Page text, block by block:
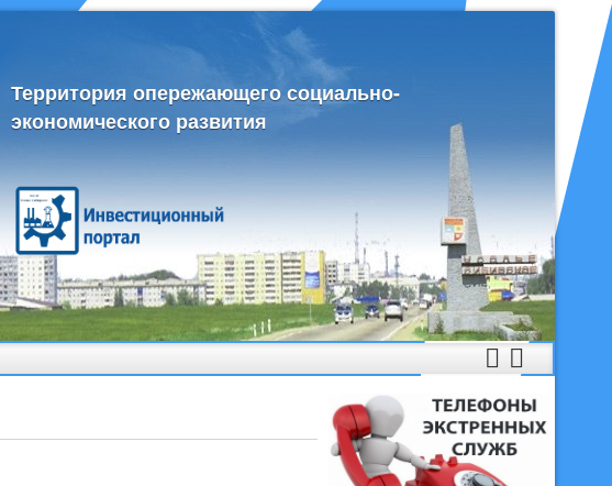
Территория опережающего социально-
экономического развития